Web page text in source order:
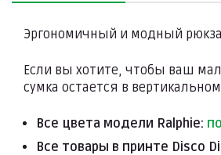
Эргономичный и модный
Если вы хотите, чтобы ваш
сумка остается в
Все цвета модели Ralphie:
Все товары в принте Disco